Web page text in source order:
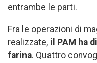
entrambe le parti.
Fra le operazioni di
realizzate, il PAM ha
farina. Quattro